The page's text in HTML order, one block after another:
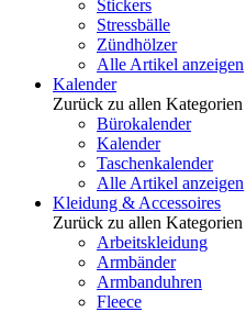
Stickers
Stressbälle
Zündhölzer
Alle Artikel anzeigen
Kalender
Zurück zu allen Kategorien
Bürokalender
Kalender
Taschenkalender
Alle Artikel anzeigen
Kleidung & Accessoires
Zurück zu allen Kategorien
Arbeitskleidung
Armbänder
Armbanduhren
Fleece